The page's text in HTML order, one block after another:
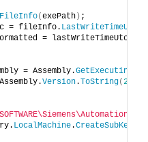
FileInfo(exePath ) ;
= fileInfo.
LastWriteTimeUtc
= lastWriteTimeUtc.
= Assembly.
Version.ToString(2
LocalMachine.CreateSubKey